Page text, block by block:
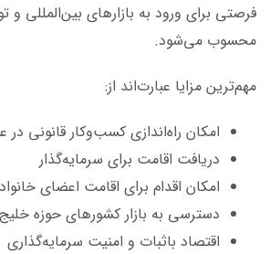
فرصتی برای ورود به بازارهای بین‌المللی
محسوب می‌شود.
مهم‌ترین مزایا عبارت‌اند از:
امکان راه‌اندازی کسب‌وکار قانونی در
دریافت اقامت برای سرمایه‌گذار
امکان اقدام برای اقامت اعضای
دسترسی به بازار کشورهای حوزه
اقتصاد باثبات و امنیت سرمایه‌گذاری